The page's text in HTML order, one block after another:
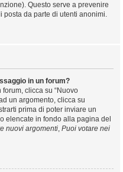
Questo serve a prevenire
posta da parte di utenti anonimi.
in un forum?
clicca su “Nuovo
un argomento, clicca su
prima di poter inviare un
elencate in fondo alla pagina del
nuovi argomenti, Puoi votare nei